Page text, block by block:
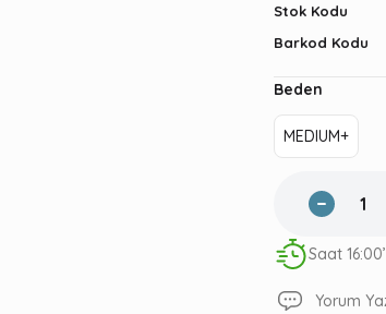
Stok Kodu
Barkod Kodu
Beden
MEDIUM+
Saat
Yorum